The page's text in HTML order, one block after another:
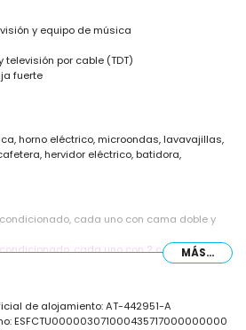
y equipo de música
por cable (TDT)
fuerte
horno eléctrico, microondas, lavavajillas,
hervidor eléctrico, batidora,
cada uno con cama doble y
cada uno con 2 camas
bidet, y WC
MÁS...
de alojamiento: AT-442951-A
ESFCTU000003071000435717000000000